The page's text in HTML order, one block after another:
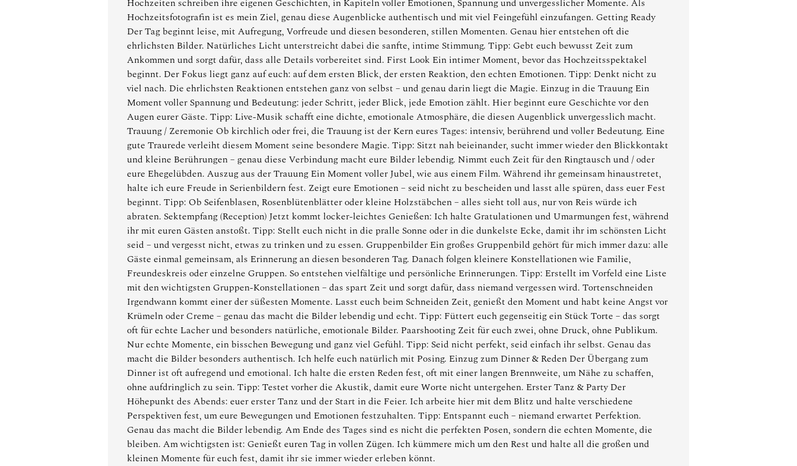
Hochzeiten schreiben ihre eigenen Geschichten, in Kapiteln voller Emotionen, Spannung und unvergesslicher Momente. Als
Hochzeitsfotografin ist es mein Ziel, genau diese Augenblicke authentisch und mit viel Feingefühl einzufangen. Getting Ready
Der Tag beginnt leise, mit Aufregung, Vorfreude und diesen besonderen, stillen Momenten. Genau hier entstehen oft die
ehrlichsten Bilder. Natürliches Licht unterstreicht dabei die sanfte, intime Stimmung. Tipp: Gebt euch bewusst Zeit zum
Ankommen und sorgt dafür, dass alle Details vorbereitet sind. First Look Ein intimer Moment, bevor das Hochzeitsspektakel
beginnt. Der Fokus liegt ganz auf euch: auf dem ersten Blick, der ersten Reaktion, den echten Emotionen. Tipp: Denkt nicht zu
viel nach. Die ehrlichsten Reaktionen entstehen ganz von selbst – und genau darin liegt die Magie. Einzug in die Trauung Ein
Moment voller Spannung und Bedeutung: jeder Schritt, jeder Blick, jede Emotion zählt. Hier beginnt eure Geschichte vor den
Augen eurer Gäste. Tipp: Live-Musik schafft eine dichte, emotionale Atmosphäre, die diesen Augenblick unvergesslich macht.
Trauung / Zeremonie Ob kirchlich oder frei, die Trauung ist der Kern eures Tages: intensiv, berührend und voller Bedeutung. Eine
gute Traurede verleiht diesem Moment seine besondere Magie. Tipp: Sitzt nah beieinander, sucht immer wieder den Blickkontakt
und kleine Berührungen – genau diese Verbindung macht eure Bilder lebendig. Nimmt euch Zeit für den Ringtausch und / oder
eure Ehegelübden. Auszug aus der Trauung Ein Moment voller Jubel, wie aus einem Film. Während ihr gemeinsam hinaustretet,
halte ich eure Freude in Serienbildern fest. Zeigt eure Emotionen – seid nicht zu bescheiden und lasst alle spüren, dass euer Fest
beginnt. Tipp: Ob Seifenblasen, Rosenblütenblätter oder kleine Holzstäbchen – alles sieht toll aus, nur von Reis würde ich
abraten. Sektempfang (Reception) Jetzt kommt locker-leichtes Genießen: Ich halte Gratulationen und Umarmungen fest, während
ihr mit euren Gästen anstoßt. Tipp: Stellt euch nicht in die pralle Sonne oder in die dunkelste Ecke, damit ihr im schönsten Licht
seid – und vergesst nicht, etwas zu trinken und zu essen. Gruppenbilder Ein großes Gruppenbild gehört für mich immer dazu: alle
Gäste einmal gemeinsam, als Erinnerung an diesen besonderen Tag. Danach folgen kleinere Konstellationen wie Familie,
Freundeskreis oder einzelne Gruppen. So entstehen vielfältige und persönliche Erinnerungen. Tipp: Erstellt im Vorfeld eine Liste
mit den wichtigsten Gruppen-Konstellationen – das spart Zeit und sorgt dafür, dass niemand vergessen wird. Tortenschneiden
Irgendwann kommt einer der süßesten Momente. Lasst euch beim Schneiden Zeit, genießt den Moment und habt keine Angst vor
Krümeln oder Creme – genau das macht die Bilder lebendig und echt. Tipp: Füttert euch gegenseitig ein Stück Torte – das sorgt
oft für echte Lacher und besonders natürliche, emotionale Bilder. Paarshooting Zeit für euch zwei, ohne Druck, ohne Publikum.
Nur echte Momente, ein bisschen Bewegung und ganz viel Gefühl. Tipp: Seid nicht perfekt, seid einfach ihr selbst. Genau das
macht die Bilder besonders authentisch. Ich helfe euch natürlich mit Posing. Einzug zum Dinner & Reden Der Übergang zum
Dinner ist oft aufregend und emotional. Ich halte die ersten Reden fest, oft mit einer langen Brennweite, um Nähe zu schaffen,
ohne aufdringlich zu sein. Tipp: Testet vorher die Akustik, damit eure Worte nicht untergehen. Erster Tanz & Party Der
Höhepunkt des Abends: euer erster Tanz und der Start in die Feier. Ich arbeite hier mit dem Blitz und halte verschiedene
Perspektiven fest, um eure Bewegungen und Emotionen festzuhalten. Tipp: Entspannt euch – niemand erwartet Perfektion.
Genau das macht die Bilder lebendig. Am Ende des Tages sind es nicht die perfekten Posen, sondern die echten Momente, die
bleiben. Am wichtigsten ist: Genießt euren Tag in vollen Zügen. Ich kümmere mich um den Rest und halte all die großen und
kleinen Momente für euch fest, damit ihr sie immer wieder erleben könnt.